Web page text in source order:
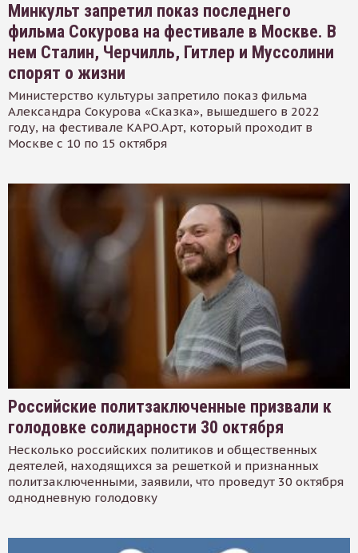
Минкульт запретил показ последнего
фильма Сокурова на фестивале в Москве. В
нем Сталин, Черчилль, Гитлер и Муссолини
спорят о жизни
Министерство культуры запретило показ фильма
Александра Сокурова «Сказка», вышедшего в 2022
году, на фестивале КАРО.Арт, который проходит в
Москве с 10 по 15 октября
Российские политзаключенные призвали к
голодовке солидарности 30 октября
Несколько российских политиков и общественных
деятелей, находящихся за решеткой и признанных
политзаключенными, заявили, что проведут 30 октября
однодневную голодовку